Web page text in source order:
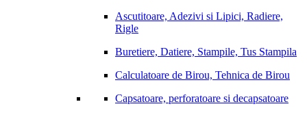
Ascutitoare, Adezivi si Lipici, Radiere,
Rigle
Buretiere, Datiere, Stampile, Tus Stampila
Calculatoare de Birou, Tehnica de Birou
Capsatoare, perforatoare si decapsatoare